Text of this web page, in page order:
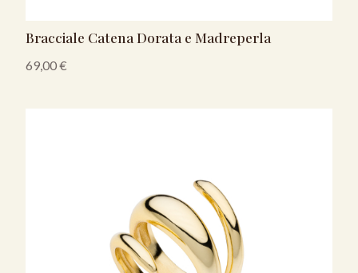
Bracciale Catena Dorata e Madreperla
69,00€